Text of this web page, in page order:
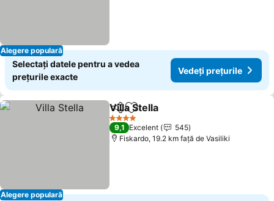
Alegere populară
Selectați datele pentru a vedea
prețurile exacte
Vedeți prețurile
Alegere populară
DistribuițiAdăugaţi la favorite
Villa Stella
4 Stele
9,1 Excelent
545
Fiskardo, 19.2 km faţă de Vasiliki